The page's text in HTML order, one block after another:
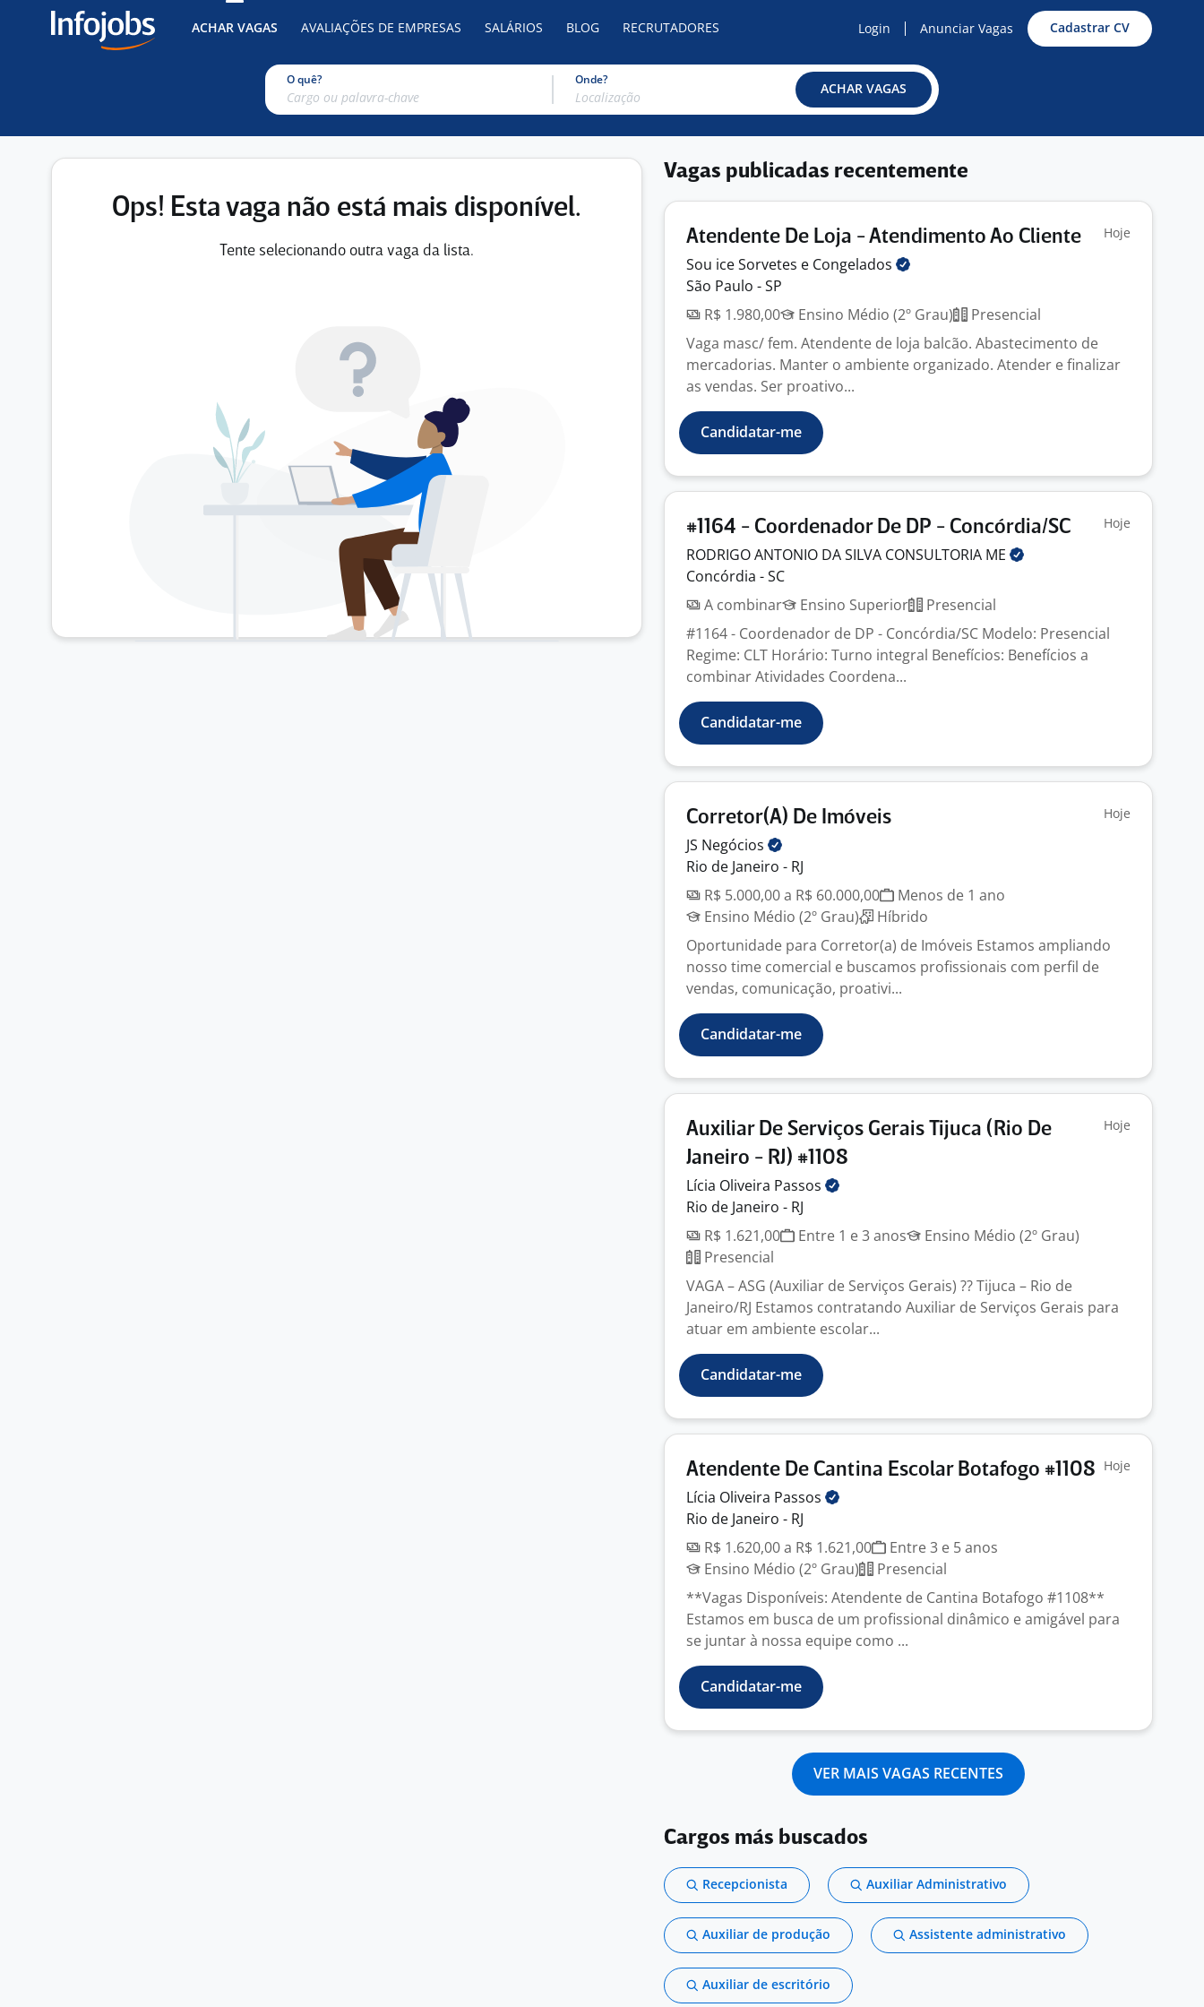
ACHAR VAGAS AVALIAÇÕES DE EMPRESAS SALÁRIOS BLOG RECRUTADORES Login Anunciar Vagas Cadastrar CV
O quê? Onde?
ACHAR VAGAS
Ops! Esta vaga não está mais disponível.
Tente selecionando outra vaga da lista.
Vagas publicadas recentemente
Atendente De Loja - Atendimento Ao Cliente Hoje
Sou ice Sorvetes e Congelados
São Paulo - SP
R$ 1.980,00
Ensino Médio (2º Grau)
Presencial
Vaga masc/ fem. Atendente de loja balcão. Abastecimento de
mercadorias. Manter o ambiente organizado. Atender e finalizar
as vendas. Ser proativo...
Candidatar-me
#1164 - Coordenador De DP - Concórdia/SC Hoje
RODRIGO ANTONIO DA SILVA CONSULTORIA ME
Concórdia - SC
A combinar
Ensino Superior
Presencial
#1164 - Coordenador de DP - Concórdia/SC Modelo: Presencial
Regime: CLT Horário: Turno integral Benefícios: Benefícios a
combinar Atividades Coordena...
Candidatar-me
Corretor(A) De Imóveis Hoje
JS Negócios
Rio de Janeiro - RJ
R$ 5.000,00 a R$ 60.000,00
Menos de 1 ano
Ensino Médio (2º Grau)
Híbrido
Oportunidade para Corretor(a) de Imóveis Estamos ampliando
nosso time comercial e buscamos profissionais com perfil de
vendas, comunicação, proativi...
Candidatar-me
Auxiliar De Serviços Gerais Tijuca (Rio De
Janeiro - RJ) #1108
Hoje
Lícia Oliveira Passos
Rio de Janeiro - RJ
R$ 1.621,00
Entre 1 e 3 anos
Ensino Médio (2º Grau)
Presencial
VAGA – ASG (Auxiliar de Serviços Gerais) ?? Tijuca – Rio de
Janeiro/RJ Estamos contratando Auxiliar de Serviços Gerais para
atuar em ambiente escolar...
Candidatar-me
Atendente De Cantina Escolar Botafogo #1108 Hoje
Lícia Oliveira Passos
Rio de Janeiro - RJ
R$ 1.620,00 a R$ 1.621,00
Entre 3 e 5 anos
Ensino Médio (2º Grau)
Presencial
**Vagas Disponíveis: Atendente de Cantina Botafogo #1108**
Estamos em busca de um profissional dinâmico e amigável para
se juntar à nossa equipe como ...
Candidatar-me
VER MAIS VAGAS RECENTES
Cargos más buscados
Recepcionista Auxiliar Administrativo
Auxiliar de produção Assistente administrativo
Auxiliar de escritório